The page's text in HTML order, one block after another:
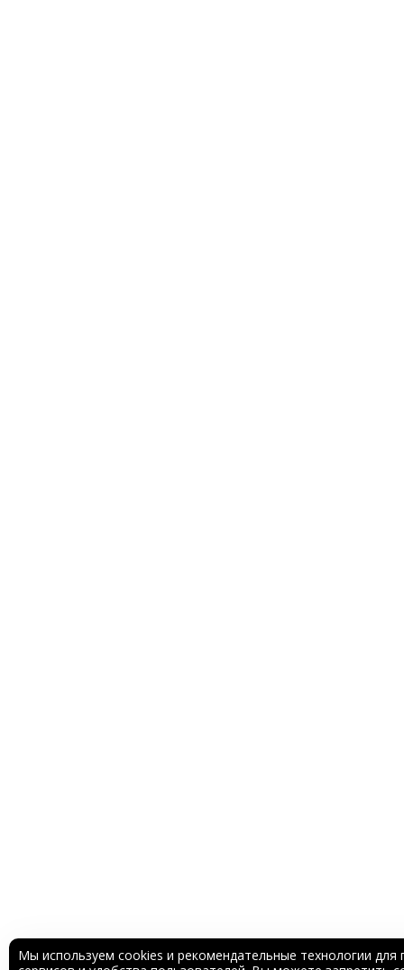
Мы используем cookies и рекомендательные технологии для